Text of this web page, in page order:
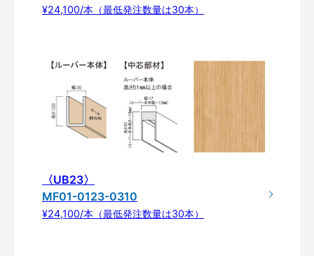
¥24,100/本（最低発注数量は30本）
〈UB23〉
MF01-0123-0310
¥24,100/本（最低発注数量は30本）